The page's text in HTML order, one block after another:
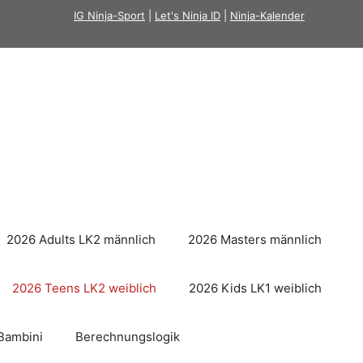
IG Ninja-Sport Let's Ninja ID Ninja-Kalender
2026 Adults LK2 männlich 2026 Masters männlich
2026 Teens LK2 weiblich 2026 Kids LK1 weiblich
Berechnungslogik